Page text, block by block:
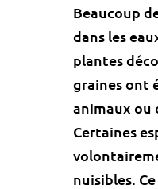
Beaucoup
dans les
plantes
graines ont
animaux ou
Certaines
nuisibles.